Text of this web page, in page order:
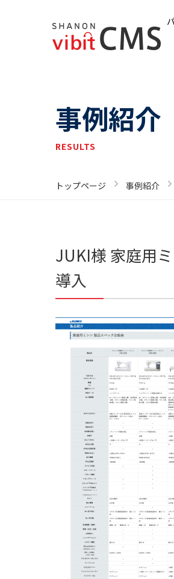
事例紹介
RESULTS
トップページ 事例紹介
JUKI様 家庭用
導入